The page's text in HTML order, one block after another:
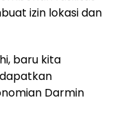
izin lokasi dan
baru kita
Darmin